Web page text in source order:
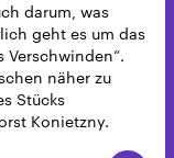
darum, was
geht es um das
Verschwinden“.
näher zu
Stücks
Konietzny.